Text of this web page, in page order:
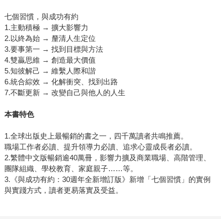
七個習慣，與成功有約
1.主動積極 → 擴大影響力
2.以終為始 → 釐清人生定位
3.要事第一 → 找到目標與方法
4.雙贏思維 → 創造最大價值
5.知彼解己 → 維繫人際和諧
6.統合綜效 → 化解衝突、找到出路
7.不斷更新 → 改變自己與他人的人生
本書特色
1.全球出版史上最暢銷的書之一，四千萬讀者共鳴推薦。
職場工作者必讀、提升領導力必讀、追求心靈成長者必讀。
2.繁體中文版暢銷逾40萬冊，影響力擴及商業職場、高階管理、
團隊組織、學校教育、家庭親子……等。
3.《與成功有約：30週年全新增訂版》新增「七個習慣」的實例
與實踐方式，讀者更易落實及受益。